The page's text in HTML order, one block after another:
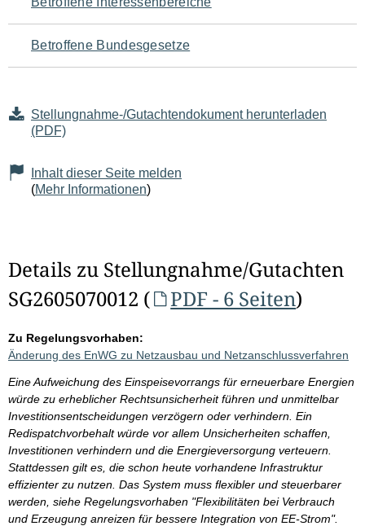
Seiteninhalt
Betroffene Bundesgesetze
Stellungnahme-/Gutachtendokument herunterladen
(PDF)
Inhalt dieser Seite melden
(Mehr Informationen)
Details zu Stellungnahme/Gutachten
SG2605070012 (
PDF - 6 Seiten)
Zu Regelungsvorhaben:
Änderung des EnWG zu Netzausbau und Netzanschlussverfahren
Eine Aufweichung des Einspeisevorrangs für erneuerbare Energien
würde zu erheblicher Rechtsunsicherheit führen und unmittelbar
Investitionsentscheidungen verzögern oder verhindern. Ein
Redispatchvorbehalt würde vor allem Unsicherheiten schaffen,
Investitionen verhindern und die Energieversorgung verteuern.
Stattdessen gilt es, die schon heute vorhandene Infrastruktur
effizienter zu nutzen. Das System muss flexibler und steuerbarer
werden, siehe Regelungsvorhaben "Flexibilitäten bei Verbrauch
und Erzeugung anreizen für bessere Integration von EE-Strom".